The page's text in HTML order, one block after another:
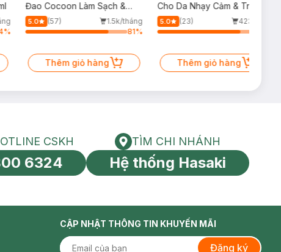
%
Đao Cocoon Làm Sạch &
Giảm Dầu 500ml
5.0 (57)
1.5k/tháng
81%
Thêm giỏ hàng
Cho Da Nhạy Cảm & Trẻ Em
60ml (Mới)
5.0 (23)
423/tháng
Thêm giỏ hàng
tín toàn cầu
HOTLINE CSKH
CSKH
6324
Tìm chi nhánh
TÌM CHI NHÁNH
Hệ thống Hasaki
CẬP NHẬT THÔNG TIN KHUYẾN MÃI
Đăng ký